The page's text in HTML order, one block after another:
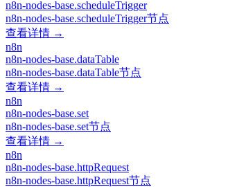
n8n-nodes-base.scheduleTrigger
n8n-nodes-base.scheduleTrigger节点
查看详情 →
n8n
n8n-nodes-base.dataTable
n8n-nodes-base.dataTable节点
查看详情 →
n8n
n8n-nodes-base.set
n8n-nodes-base.set节点
查看详情 →
n8n
n8n-nodes-base.httpRequest
n8n-nodes-base.httpRequest节点